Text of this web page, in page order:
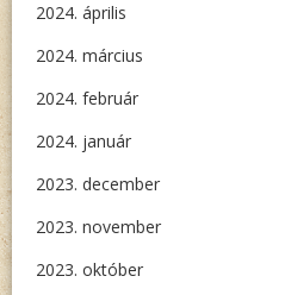
2024. április
2024. március
2024. február
2024. január
2023. december
2023. november
2023. október